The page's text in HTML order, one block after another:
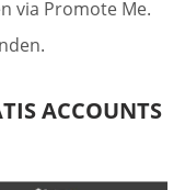
via Promote Me.
ACCOUNTS